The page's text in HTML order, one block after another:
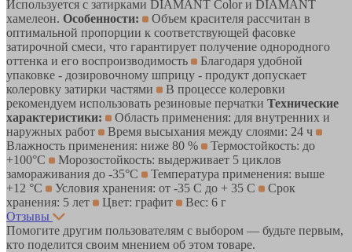
Используется с затирками DIAMANT Color и DIAMANT
хамелеон. Особенности:
Объем красителя рассчитан в
оптимальной пропорции к соответствующей фасовке
затирочной смеси, что гарантирует получение однородного
оттенка и его воспроизводимость
Благодаря удобной
упаковке - дозировочному шприцу - продукт допускает
колеровку затирки частями
В процессе колеровки
рекомендуем использовать резиновые перчатки Технические
характеристики:
Область применения: для внутренних и
наружных работ
Время высыхания между слоями: 24 ч
Влажность применения: ниже 80 %
Термостойкость: до
+100°С
Морозостойкость: выдерживает 5 циклов
замораживания до -35°С
Температура применения: выше
+12 °С
Условия хранения: от -35 С до + 35 С
Срок
хранения: 5 лет
Цвет: графит
Вес: 6 г
Отзывы
Помогите другим пользователям с выбором — будьте первым,
кто поделится своим мнением об этом товаре.